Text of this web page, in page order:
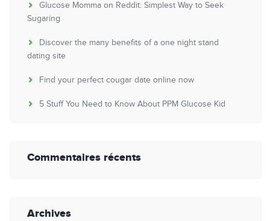
Glucose Momma on Reddit: Simplest Way to Seek
Sugaring
Discover the many benefits of a one night stand
dating site
Find your perfect cougar date online now
5 Stuff You Need to Know About PPM Glucose Kid
Commentaires récents
Archives